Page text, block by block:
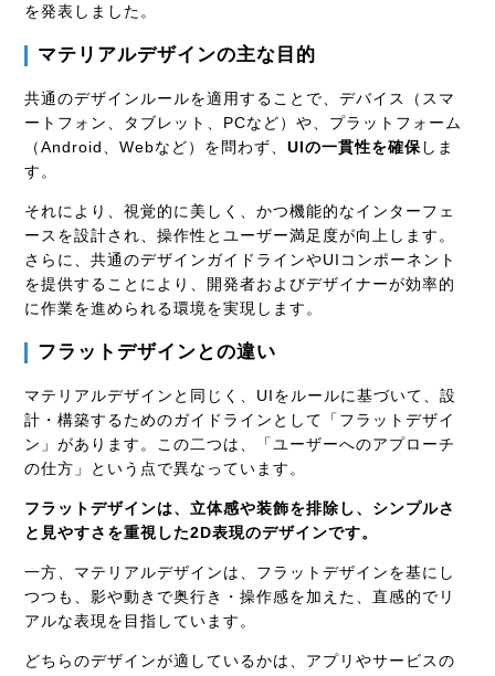
を発表しました。
マテリアルデザインの主な目的
共通のデザインルールを適用することで、デバイス（スマ
ートフォン、タブレット、PCなど）や、プラットフォーム
（Android、Webなど）を問わず、UIの一貫性を確保 しま
す。
それにより、視覚的に美しく、かつ機能的なインターフェ
ースを設計され、操作性とユーザー満足度が向上します。
さらに、共通のデザインガイドラインやUIコンポーネント
を提供することにより、開発者およびデザイナーが効率的
に作業を進められる環境を実現します。
フラットデザインとの違い
マテリアルデザインと同じく、UIをルールに基づいて、設
計・構築するためのガイドラインとして「フラットデザイ
ン」があります。この二つは、「ユーザーへのアプローチ
の仕方」という点で異なっています。
フラットデザインは、立体感や装飾を排除し、シンプルさ
と見やすさを重視した2D表現のデザインです。
一方、マテリアルデザインは、フラットデザインを基にし
つつも、影や動きで奥行き・操作感を加えた、直感的でリ
アルな表現を目指しています。
どちらのデザインが適しているかは、アプリやサービスの